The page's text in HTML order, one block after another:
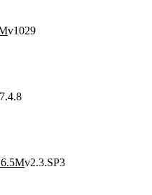
v1029
v2.3.SP3